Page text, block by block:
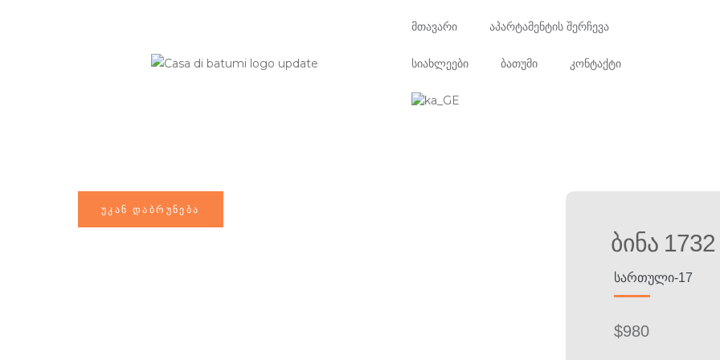
მთავარი აპარტამენტის შერჩევა
სიახლეები ბათუმი კონტაქტი
Ბინა 1732
ᲡᲐᲠᲗᲣᲚᲘ-17
$980